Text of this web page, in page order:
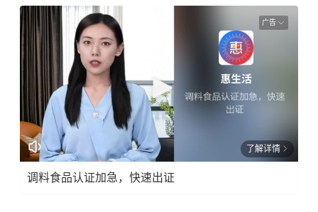
广告
了解详情
调料食品认证加急，快速出证